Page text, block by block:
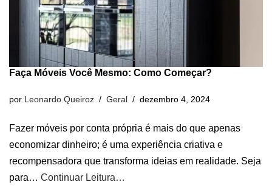
Faça Móveis Você Mesmo: Como Começar?
por Leonardo Queiroz Geral dezembro 4, 2024
Fazer móveis por conta própria é mais do que apenas
economizar dinheiro; é uma experiência criativa e
recompensadora que transforma ideias em realidade. Seja
para… Continuar Leitura…